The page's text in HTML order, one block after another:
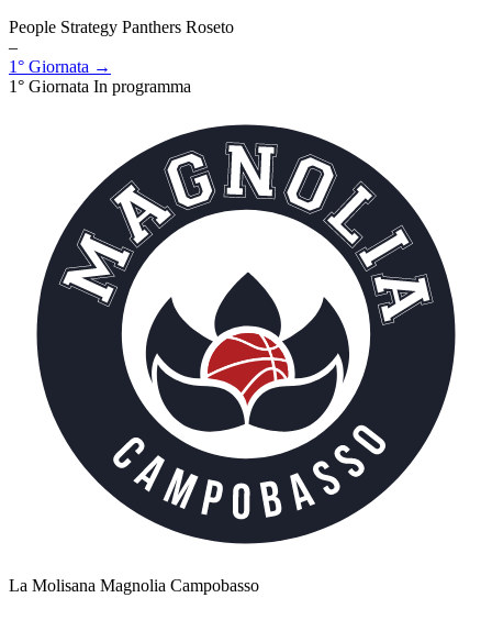
People Strategy Panthers Roseto
–
1° Giornata →
1° Giornata In programma
La Molisana Magnolia Campobasso